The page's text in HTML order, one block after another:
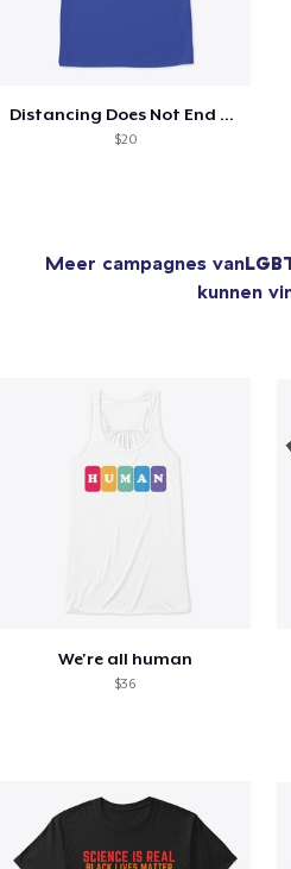
Distancing Does Not End For Me
$20
Meer campagnes van
kunnen
We're all human
$36